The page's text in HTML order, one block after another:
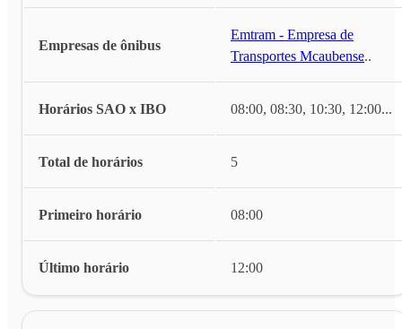
Empresas de ônibus
Emtram - Empresa de
Transportes Mcaubense...
Horários SAO x IBO 08:00, 08:30, 10:30, 12:00...
Total de horários 5
Primeiro horário 08:00
Último horário 12:00